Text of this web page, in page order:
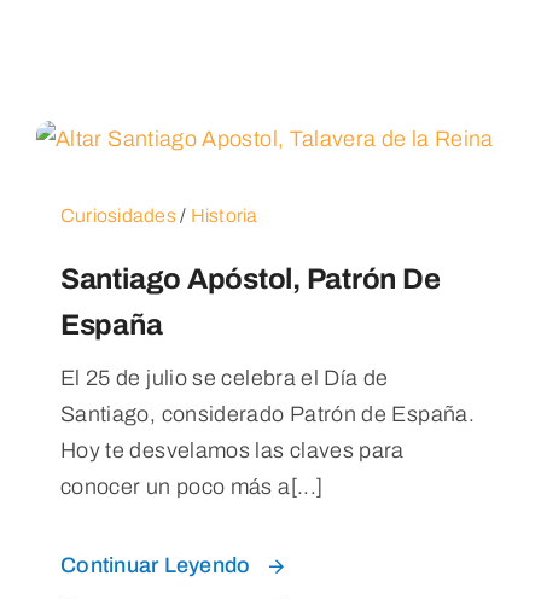
Curiosidades/ Historia
Santiago Apóstol, Patrón De
España
El 25 de julio se celebra el Día de
Santiago, considerado Patrón de España.
Hoy te desvelamos las claves para
conocer un poco más a[...]
Continuar Leyendo